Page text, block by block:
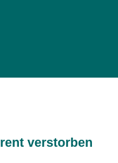
verstorben